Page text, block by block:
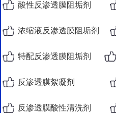
酸性反渗透膜阻垢剂
浓缩液反渗透膜阻垢剂
特配反渗透膜阻垢剂
反渗透膜絮凝剂
反渗透膜酸性清洗剂